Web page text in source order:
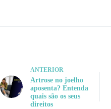
ANTERIOR
Artrose no joelho
aposenta? Entenda
quais são os seus
direitos